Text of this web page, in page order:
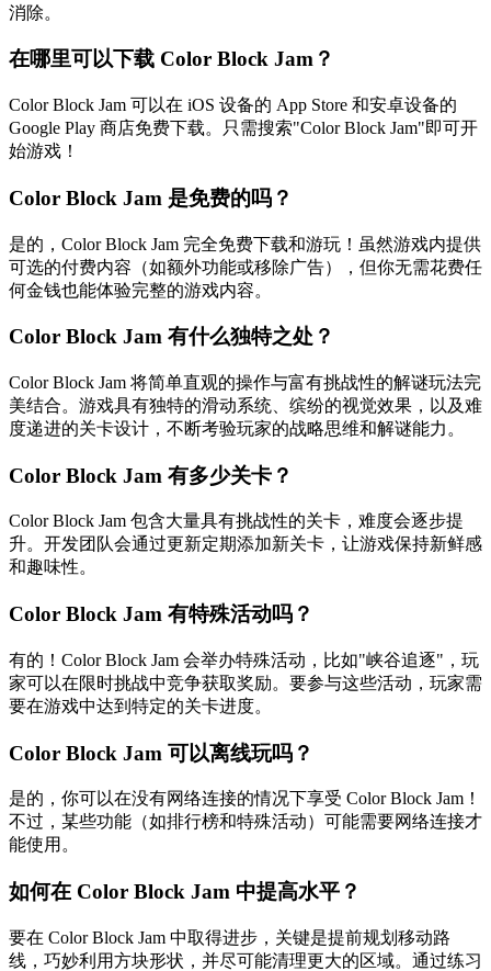
消除。
在哪里可以下载 Color Block Jam？
Color Block Jam 可以在 iOS 设备的 App Store 和安卓设备的
Google Play 商店免费下载。只需搜索"Color Block Jam"即可开
始游戏！
Color Block Jam 是免费的吗？
是的，Color Block Jam 完全免费下载和游玩！虽然游戏内提供
可选的付费内容（如额外功能或移除广告），但你无需花费任
何金钱也能体验完整的游戏内容。
Color Block Jam 有什么独特之处？
Color Block Jam 将简单直观的操作与富有挑战性的解谜玩法完
美结合。游戏具有独特的滑动系统、缤纷的视觉效果，以及难
度递进的关卡设计，不断考验玩家的战略思维和解谜能力。
Color Block Jam 有多少关卡？
Color Block Jam 包含大量具有挑战性的关卡，难度会逐步提
升。开发团队会通过更新定期添加新关卡，让游戏保持新鲜感
和趣味性。
Color Block Jam 有特殊活动吗？
有的！Color Block Jam 会举办特殊活动，比如"峡谷追逐"，玩
家可以在限时挑战中竞争获取奖励。要参与这些活动，玩家需
要在游戏中达到特定的关卡进度。
Color Block Jam 可以离线玩吗？
是的，你可以在没有网络连接的情况下享受 Color Block Jam！
不过，某些功能（如排行榜和特殊活动）可能需要网络连接才
能使用。
如何在 Color Block Jam 中提高水平？
要在 Color Block Jam 中取得进步，关键是提前规划移动路
线，巧妙利用方块形状，并尽可能清理更大的区域。通过练习